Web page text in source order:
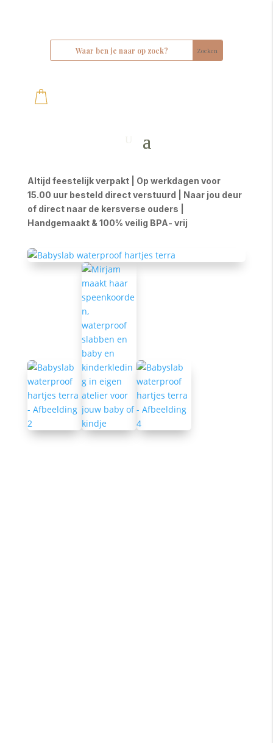
Altijd feestelijk verpakt | Op werkdagen voor
15.00 uur besteld direct verstuurd | Naar jou deur
of direct naar de kersverse ouders |
Handgemaakt & 100% veilig BPA- vrij